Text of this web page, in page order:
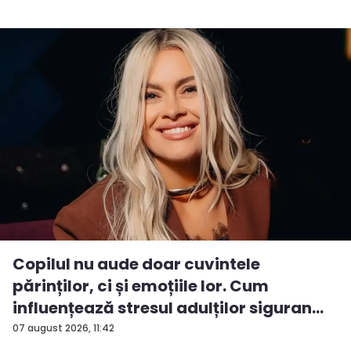
07 august 2026, 11:42
Copilul nu aude doar cuvintele
părinților, ci și emoțiile lor. Cum
influențează stresul adulților siguran...